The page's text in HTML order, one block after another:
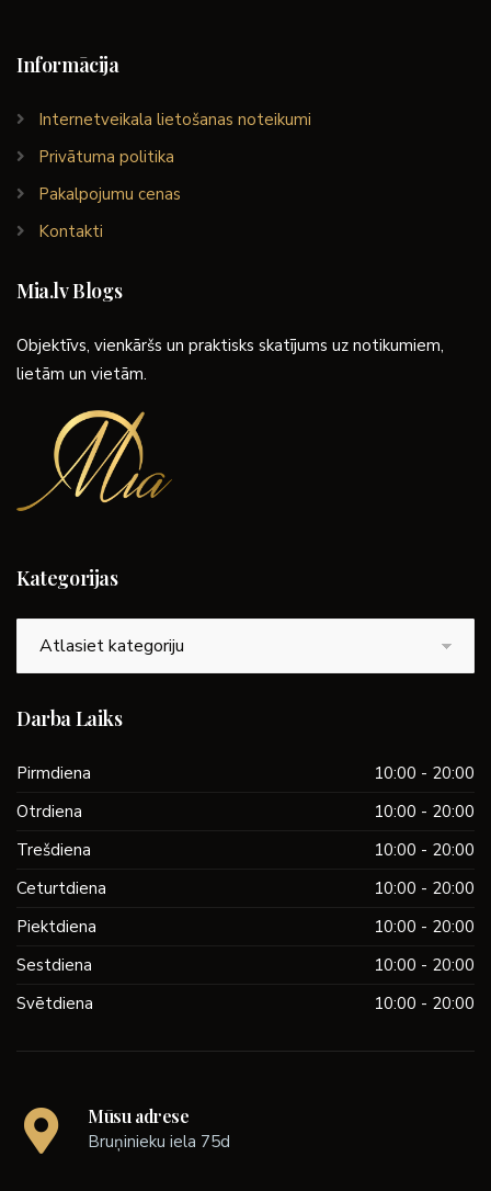
Informācija
Internetveikala lietošanas noteikumi
Privātuma politika
Pakalpojumu cenas
Kontakti
Mia.lv Blogs
Objektīvs, vienkāršs un praktisks skatījums uz notikumiem,
lietām un vietām.
Kategorijas
Darba Laiks
Pirmdiena
10:00 - 20:00
Otrdiena
10:00 - 20:00
Trešdiena
10:00 - 20:00
Ceturtdiena
10:00 - 20:00
Piektdiena
10:00 - 20:00
Sestdiena
10:00 - 20:00
Svētdiena
10:00 - 20:00
Mūsu adrese
Bruņinieku iela 75d